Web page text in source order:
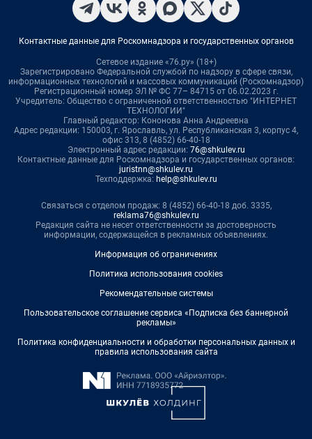
Контактные данные для Роскомнадзора и государственных органов
Сетевое издание «76.ру» (18+)
Зарегистрировано Федеральной службой по надзору в сфере связи,
информационных технологий и массовых коммуникаций (Роскомнадзор)
Регистрационный номер ЭЛ № ФС 77– 84715 от 06.02.2023 г.
Учредитель: Общество с ограниченной ответственностью "ИНТЕРНЕТ
ТЕХНОЛОГИИ"
Главный редактор: Кононова Анна Андреевна
Адрес редакции: 150003, г. Ярославль, ул. Республиканская 3, корпус 4,
офис 313, 8 (4852) 66-40-18
Электронный адрес редакции: 76@shkulev.ru
Контактные данные для Роскомнадзора и государственных органов:
juristnn@shkulev.ru
Техподдержка: help@shkulev.ru
Связаться с отделом продаж: 8 (4852) 66-40-18 доб. 3335,
reklama76@shkulev.ru
Редакция сайта не несет ответственности за достоверность
информации, содержащейся в рекламных объявлениях.
Информация об ограничениях
Политика использования cookies
Рекомендательные системы
Пользовательское соглашение сервиса «Подписка без баннерной
рекламы»
Политика конфиденциальности и обработки персональных данных и
правила использования сайта